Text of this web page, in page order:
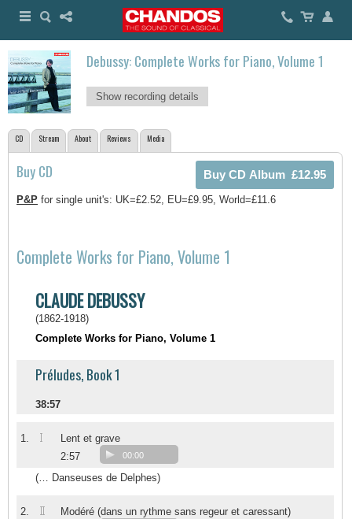
Debussy: Complete Works for Piano, Volume 1
Show recording details
CD Stream About Reviews Media
Buy CD
P&P for single unit's: UK=£2.52, EU=£9.95, World=£11.6
Complete Works for Piano, Volume 1
CLAUDE DEBUSSY
(1862-1918)
Complete Works for Piano, Volume 1
Préludes, Book 1
38:57
1. I
Lent et grave
2:57
00:00
(… Danseuses de Delphes)
2. II
Modéré (dans un rythme sans regeur et caressant)